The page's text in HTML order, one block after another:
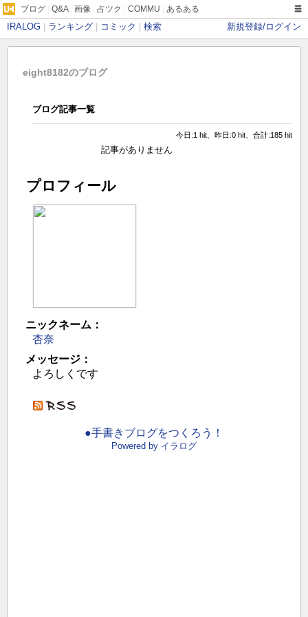
ブログ Q&A| 画像 占ツク COMMU あるある
IRALOG ランキング コミック 検索 新規登録/ログイン
eight8182のブログ
ブログ記事一覧
今日:1 hit、昨日:0 hit、合計:185 hit
記事がありません
プロフィール
ニックネーム：
杏奈
メッセージ：
よろしくです
●手書きブログをつくろう！
Powered by イラログ